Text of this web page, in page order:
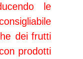
le
dei frutti
prodotti